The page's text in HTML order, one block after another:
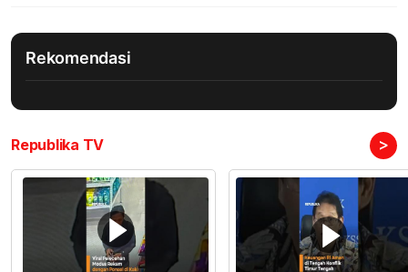
Rekomendasi
Republika TV >